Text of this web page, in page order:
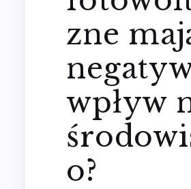
zne
wpływ
o?